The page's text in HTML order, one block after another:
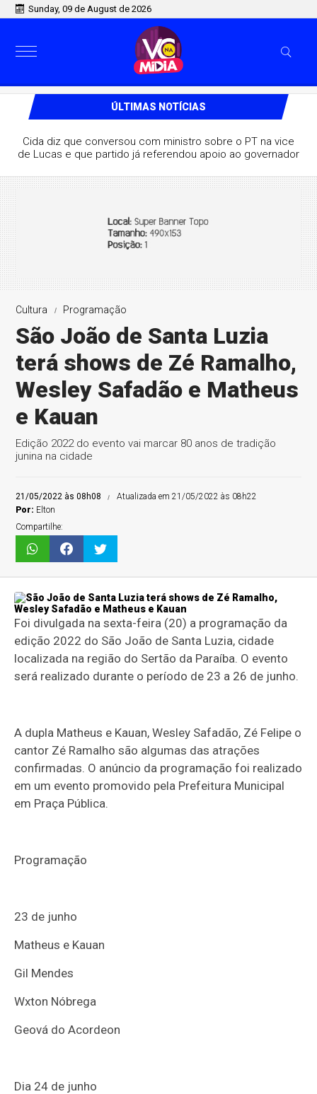
Sunday, 09 de August de 2026
ÚLTIMAS NOTÍCIAS
Cida diz que conversou com ministro sobre o PT na vice
de Lucas e que partido já referendou apoio ao governador
Cultura Programação
São João de Santa Luzia
terá shows de Zé Ramalho,
Wesley Safadão e Matheus
e Kauan
Edição 2022 do evento vai marcar 80 anos de tradição
junina na cidade
21/05/2022 às 08h08
Atualizada em 21/05/2022 às 08h22
Por: Elton
Compartilhe:
Foi divulgada na sexta-feira (20) a programação da
edição 2022 do São João de Santa Luzia, cidade
localizada na região do Sertão da Paraíba. O evento
será realizado durante o período de 23 a 26 de junho.
A dupla Matheus e Kauan, Wesley Safadão, Zé Felipe o
cantor Zé Ramalho são algumas das atrações
confirmadas. O anúncio da programação foi realizado
em um evento promovido pela Prefeitura Municipal
em Praça Pública.
Programação
23 de junho
Matheus e Kauan
Gil Mendes
Wxton Nóbrega
Geová do Acordeon
Dia 24 de junho